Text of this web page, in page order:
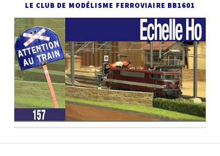
LE CLUB DE MODÉLISME FERROVIAIRE BB1601